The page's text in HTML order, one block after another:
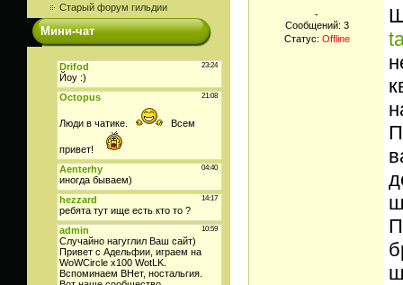
Старый форум гильдии
Мини-чат
-
Сообщений: 3
Статус: Offline